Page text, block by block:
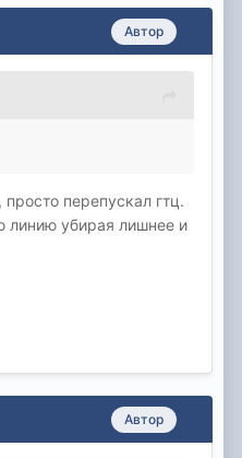
Автор
перепускал гтц.
линию убирая лишнее и
Автор